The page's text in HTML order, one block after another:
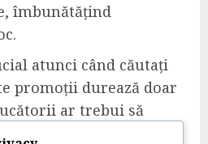
îmbunătățind
atunci când căutați
promoții durează doar
ar trebui să